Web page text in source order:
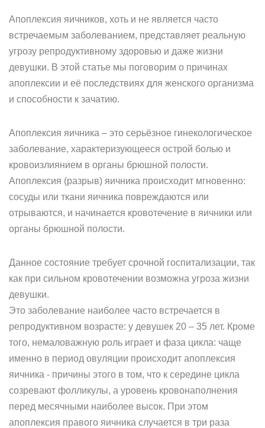
Апоплексия яичников, хоть и не является часто
встречаемым заболеванием, представляет реальную
угрозу репродуктивному здоровью и даже жизни
девушки. В этой статье мы поговорим о причинах
апоплексии и её последствиях для женского организма
и способности к зачатию.
Апоплексия яичника – это серьёзное гинекологическое
заболевание, характеризующееся острой болью и
кровоизлиянием в органы брюшной полости.
Апоплексия (разрыв) яичника происходит мгновенно:
сосуды или ткани яичника повреждаются или
отрываются, и начинается кровотечение в яичники или
органы брюшной полости.
Данное состояние требует срочной госпитализации, так
как при сильном кровотечении возможна угроза жизни
девушки.
Это заболевание наиболее часто встречается в
репродуктивном возрасте: у девушек 20 – 35 лет. Кроме
того, немаловажную роль играет и фаза цикла: чаще
именно в период овуляции происходит апоплексия
яичника - причины этого в том, что к середине цикла
созревают фолликулы, а уровень кровонаполнения
перед месячными наиболее высок. При этом
апоплексия правого яичника случается в три раза